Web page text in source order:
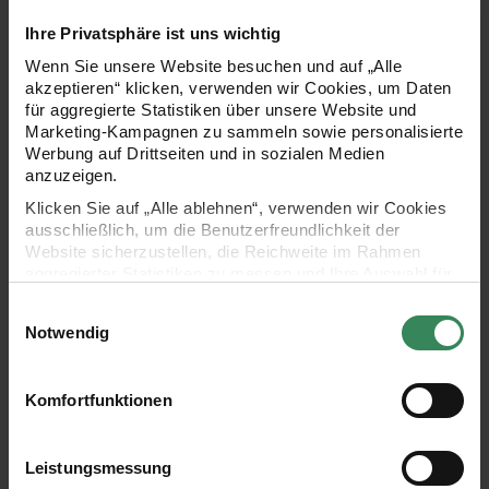
Ihre Privatsphäre ist uns wichtig
Wenn Sie unsere Website besuchen und auf „Alle
akzeptieren“ klicken, verwenden wir Cookies, um Daten
für aggregierte Statistiken über unsere Website und
Marketing-Kampagnen zu sammeln sowie personalisierte
Werbung auf Drittseiten und in sozialen Medien
anzuzeigen.
Klicken Sie auf „Alle ablehnen“, verwenden wir Cookies
ausschließlich, um die Benutzerfreundlichkeit der
Website sicherzustellen, die Reichweite im Rahmen
Ihre Einwilligung ist freiwillig und kann jederzeit über den
Link „Cookie-Einstellungen“ im Fußbereich der Seite
verwendeten Technologien und den Empfängern der
Daten finden Sie in unserer Datenschutzerklärung.
Notwendig
Komfortfunktionen
Leistungsmessung
Hersteller:
Rico Design
Zählstoff Aida weiß 5,4
Stiche/cm 160cm
35,99 €
Inhalt:
1,60 qm(22,49 € / 1 qm)
Hersteller:
Rico Design
Zählstoff Leinen wollweiß 8-
fädig 180cm
54,99 €
Zählstoff Leinen weiß 11-fädig 140cm
Hersteller:
Rico Design
Stickanleitung Lesezeichen mit